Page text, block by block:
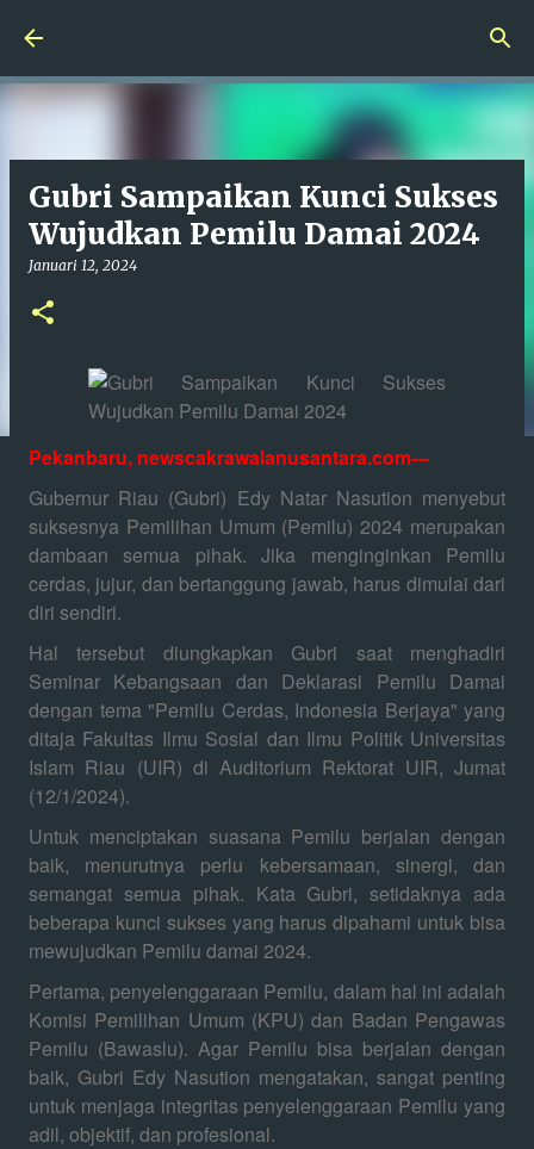
Gubri Sampaikan Kunci Sukses
Wujudkan Pemilu Damai 2024
Januari 12, 2024
Pekanbaru, newscakrawalanusantara.com---
Gubernur Riau (Gubri) Edy Natar Nasution menyebut
suksesnya Pemilihan Umum (Pemilu) 2024 merupakan
dambaan semua pihak. Jika menginginkan Pemilu
cerdas, jujur, dan bertanggung jawab, harus dimulai dari
diri sendiri.
Hal tersebut diungkapkan Gubri saat menghadiri
Seminar Kebangsaan dan Deklarasi Pemilu Damai
dengan tema "Pemilu Cerdas, Indonesia Berjaya" yang
ditaja Fakultas Ilmu Sosial dan Ilmu Politik Universitas
Islam Riau (UIR) di Auditorium Rektorat UIR, Jumat
(12/1/2024).
Untuk menciptakan suasana Pemilu berjalan dengan
baik, menurutnya perlu kebersamaan, sinergi, dan
semangat semua pihak. Kata Gubri, setidaknya ada
beberapa kunci sukses yang harus dipahami untuk bisa
mewujudkan Pemilu damai 2024.
Pertama, penyelenggaraan Pemilu, dalam hal ini adalah
Komisi Pemilihan Umum (KPU) dan Badan Pengawas
Pemilu (Bawaslu). Agar Pemilu bisa berjalan dengan
baik, Gubri Edy Nasution mengatakan, sangat penting
untuk menjaga integritas penyelenggaraan Pemilu yang
adil, objektif, dan profesional.